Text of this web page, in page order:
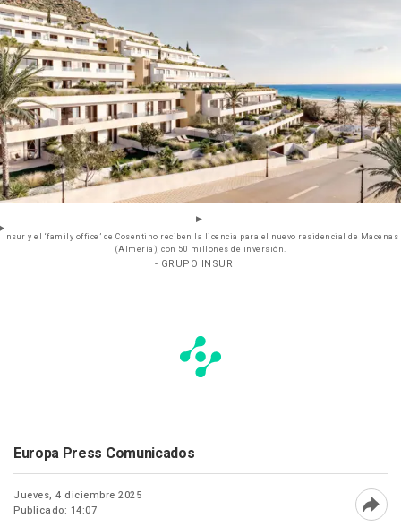
Insur y el ‘family office’ de Cosentino reciben la licencia para el nuevo residencial de Macenas
(Almería), con 50 millones de inversión.
- GRUPO INSUR
Europa Press Comunicados
Jueves, 4 diciembre 2025
Publicado: 14:07